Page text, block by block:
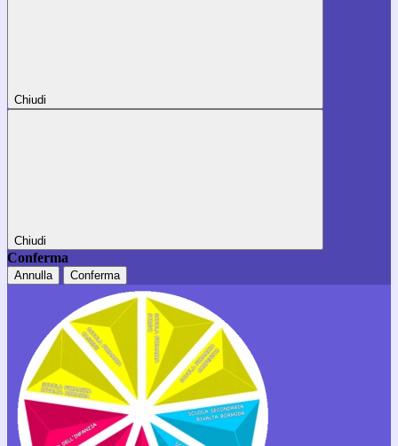
Chiudi
Chiudi
Conferma
Annulla Conferma